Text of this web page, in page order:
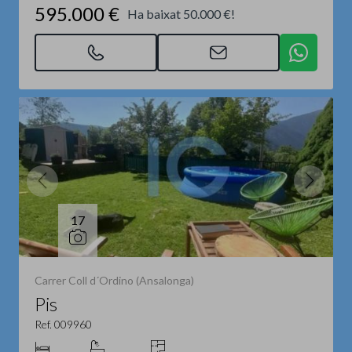
595.000 € Ha baixat 50.000 €!
17
Carrer Coll d´Ordino (Ansalonga)
Pis
Ref. 009960